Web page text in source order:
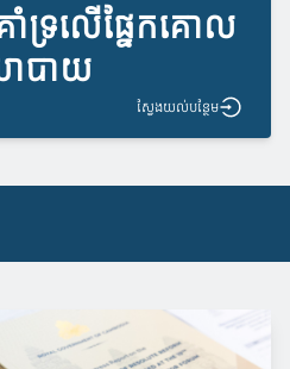
ាំទ្រលើផ្នែកគោល
បាយ
ស្វែង​យល់​បន្ថែម